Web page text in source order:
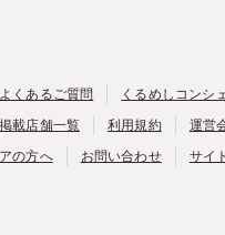
よくあるご質問 くるめしコンシ
掲載店舗一覧 利用規約 運営
の方へ お問い合わせ サイ